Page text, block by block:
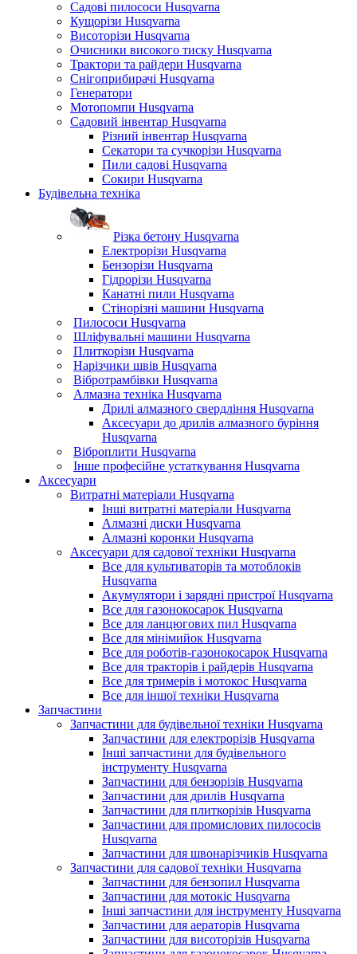
Садові пилососи Husqvarna
Кущорізи Husqvarna
Висоторізи Husqvarna
Очисники високого тиску Husqvarna
Трактори та райдери Husqvarna
Снігоприбирачі Husqvarna
Генератори
Мотопомпи Husqvarna
Садовий інвентар Husqvarna
Різний інвентар Husqvarna
Секатори та сучкорізи Husqvarna
Пили садові Husqvarna
Сокири Husqvarna
Будівельна техніка
Різка бетону Husqvarna
Електрорізи Husqvarna
Бензорізи Husqvarna
Гідрорізи Husqvarna
Канатні пили Husqvarna
Стінорізні машини Husqvarna
Пилососи Husqvarna
Шліфувальні машини Husqvarna
Плиткорізи Husqvarna
Нарізчики швів Husqvarna
Вібротрамбівки Husqvarna
Алмазна техніка Husqvarna
Дрилі алмазного свердління Husqvarna
Аксесуари до дрилів алмазного буріння
Husqvarna
Віброплити Husqvarna
Інше професійне устаткування Husqvarna
Аксесуари
Витратні матеріали Husqvarna
Інші витратні матеріали Husqvarna
Алмазні диски Husqvarna
Алмазні коронки Husqvarna
Аксесуари для садової техніки Husqvarna
Все для культиваторів та мотоблоків
Husqvarna
Акумулятори і зарядні пристрої Husqvarna
Все для газонокосарок Husqvarna
Все для ланцюгових пил Husqvarna
Все для мінімийок Husqvarna
Все для роботів-газонокосарок Husqvarna
Все для тракторів і райдерів Husqvarna
Все для тримерів і мотокос Husqvarna
Все для іншої техніки Husqvarna
Запчастини
Запчастини для будівельної техніки Husqvarna
Запчастини для електрорізів Husqvarna
Інші запчастини для будівельного
інструменту Husqvarna
Запчастини для бензорізів Husqvarna
Запчастини для дрилів Husqvarna
Запчастини для плиткорізів Husqvarna
Запчастини для промислових пилососів
Husqvarna
Запчастини для швонарізчиків Husqvarna
Запчастини для садової техніки Husqvarna
Запчастини для бензопил Husqvarna
Запчастини для мотокіс Husqvarna
Інші запчастини для інструменту Husqvarna
Запчастини для аераторів Husqvarna
Запчастини для висоторізів Husqvarna